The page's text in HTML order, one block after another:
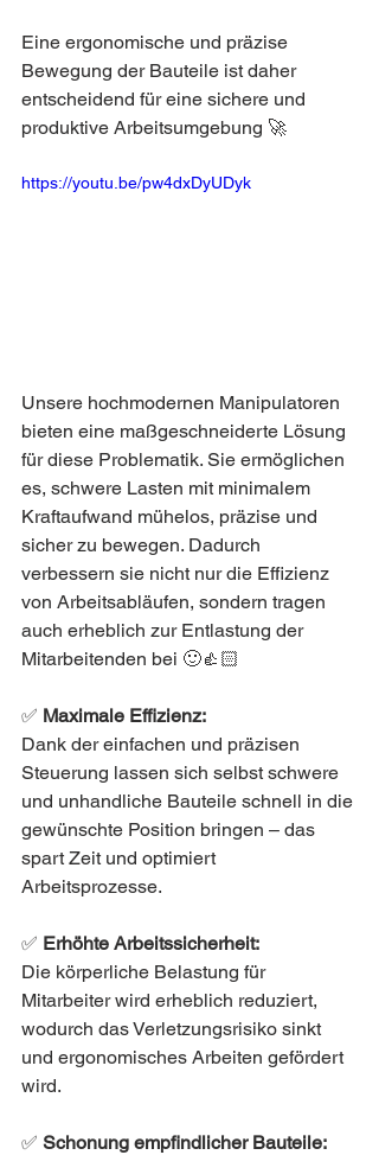
Eine ergonomische und präzise
Bewegung der Bauteile ist daher
entscheidend für eine sichere und
produktive Arbeitsumgebung 🚀
https://youtu.be/pw4dxDyUDyk
Unsere hochmodernen Manipulatoren
bieten eine maßgeschneiderte Lösung
für diese Problematik. Sie ermöglichen
es, schwere Lasten mit minimalem
Kraftaufwand mühelos, präzise und
sicher zu bewegen. Dadurch
verbessern sie nicht nur die Effizienz
von Arbeitsabläufen, sondern tragen
auch erheblich zur Entlastung der
Mitarbeitenden bei 🙂👍🏻
✅ Maximale Effizienz:
Dank der einfachen und präzisen
Steuerung lassen sich selbst schwere
und unhandliche Bauteile schnell in die
gewünschte Position bringen – das
spart Zeit und optimiert
Arbeitsprozesse.
✅ Erhöhte Arbeitssicherheit:
Die körperliche Belastung für
Mitarbeiter wird erheblich reduziert,
wodurch das Verletzungsrisiko sinkt
und ergonomisches Arbeiten gefördert
wird.
✅ Schonung empfindlicher Bauteile: